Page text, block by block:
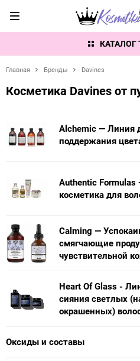
КАТАЛОГ
Главная Бренды Davines
Косметика Davines от
Alchemic — Линия
поддержания
Authentic Formulas
косметика для
Calming —
смягчающие
чувствительной
Heart Of Glass -
сияния светлых
окрашенных)
Оксиды и составы